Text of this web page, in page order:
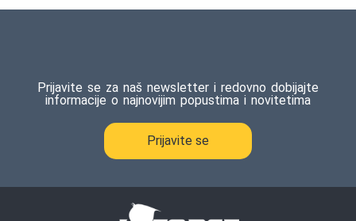
Prijavite se za naš newsletter i redovno dobijajte
informacije o najnovijim popustima i novitetima
Prijavite se